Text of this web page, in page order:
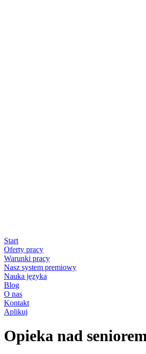
Start
Oferty pracy
Warunki pracy
Nasz system premiowy
Nauka języka
Blog
O nas
Kontakt
Aplikuj
Opieka nad